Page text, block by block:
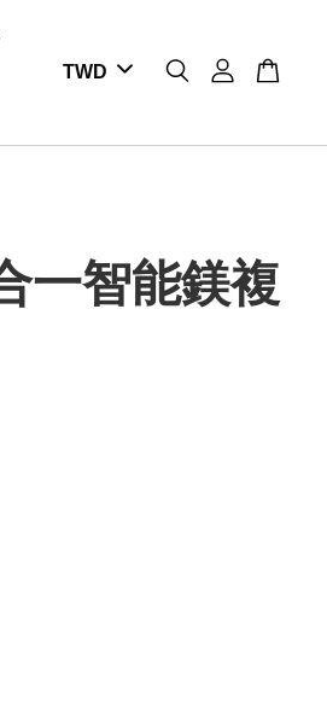
一智能鎂複